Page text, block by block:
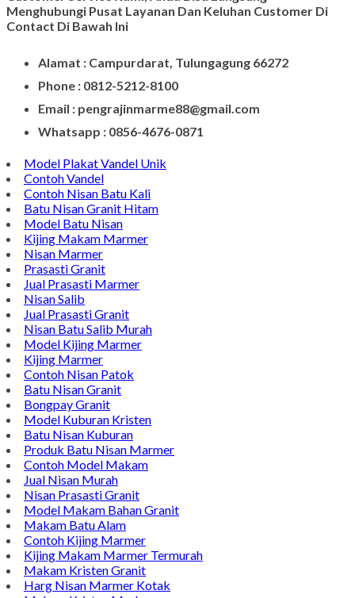
Prasasti Marmer
Prasasti dari Marmer
Meja Makan Marmer
Meja Marmer Bulat
Vandel Kenang - Kenangan
CONTACT INFO
Jika Anda Merasa Kesulitan Untuk Menghubungi
Customer Service Kami, Anda Bisa Langsung
Menghubungi Pusat Layanan Dan Keluhan Customer Di
Contact Di Bawah Ini
Alamat : Campurdarat, Tulungagung 66272
Phone : 0812-5212-8100
Email : pengrajinmarme88@gmail.com
Whatsapp : 0856-4676-0871
Model Plakat Vandel Unik
Contoh Vandel
Contoh Nisan Batu Kali
Batu Nisan Granit Hitam
Model Batu Nisan
Kijing Makam Marmer
Nisan Marmer
Prasasti Granit
Jual Prasasti Marmer
Nisan Salib
Jual Prasasti Granit
Nisan Batu Salib Murah
Model Kijing Marmer
Kijing Marmer
Contoh Nisan Patok
Batu Nisan Granit
Bongpay Granit